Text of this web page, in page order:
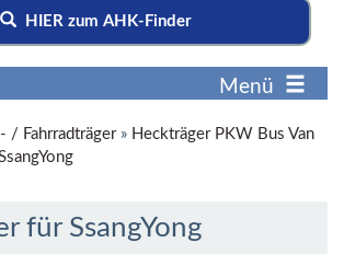
HIER zum AHK-Finder
Menü
/ Fahrradträger» Heckträger PKW Bus Van
für SsangYong